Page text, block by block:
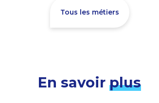
Tous les métiers
En savoir plus